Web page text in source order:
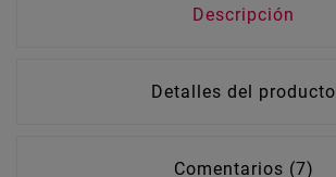
Descripción
Detalles del producto
Comentarios (7)